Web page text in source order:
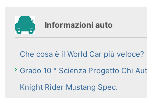
Informazioni auto
Che cosa è il World Car più veloce?
Grado 10 ° Scienza Progetto Chi
Knight Rider Mustang Spec.